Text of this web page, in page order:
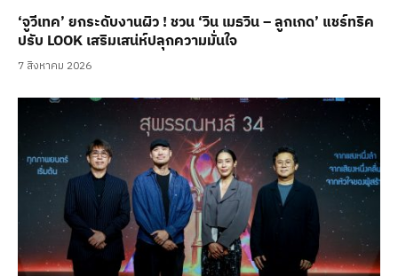
‘จูวีเทค’ ยกระดับงานผิว ! ชวน ‘วิน เมธวิน – ลูกเกด’ แชร์ทริค
ปรับ LOOK เสริมเสน่ห์ปลุกความมั่นใจ
7 สิงหาคม 2026